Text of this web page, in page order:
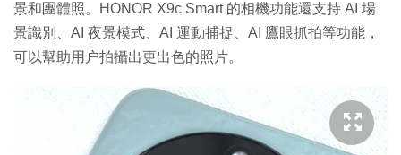
景和團體照。HONOR X9c Smart 的相機功能還支持 AI 場
景識別、AI 夜景模式、AI 運動捕捉、AI 鷹眼抓拍等功能，
可以幫助用户拍攝出更出色的照片。